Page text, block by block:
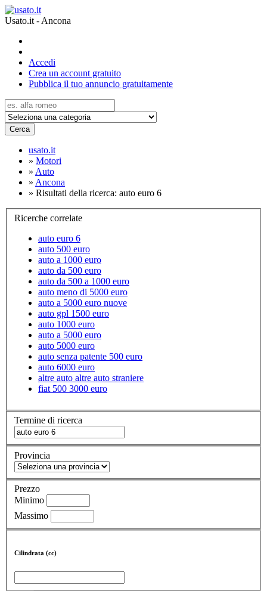
Usato.it - Ancona
Accedi
Crea un account gratuito
Pubblica il tuo annuncio gratuitamente
Cerca
usato.it
» Motori
» Auto
» Ancona
» Risultati della ricerca: auto euro 6
Ricerche correlate
auto euro 6
auto 500 euro
auto a 1000 euro
auto da 500 euro
auto da 500 a 1000 euro
auto meno di 5000 euro
auto a 5000 euro nuove
auto gpl 1500 euro
auto 1000 euro
auto a 5000 euro
auto 5000 euro
auto senza patente 500 euro
auto 6000 euro
altre auto altre auto straniere
fiat 500 3000 euro
Termine di ricerca
Provincia
Prezzo
Minimo
Massimo
Cilindrata (cc)